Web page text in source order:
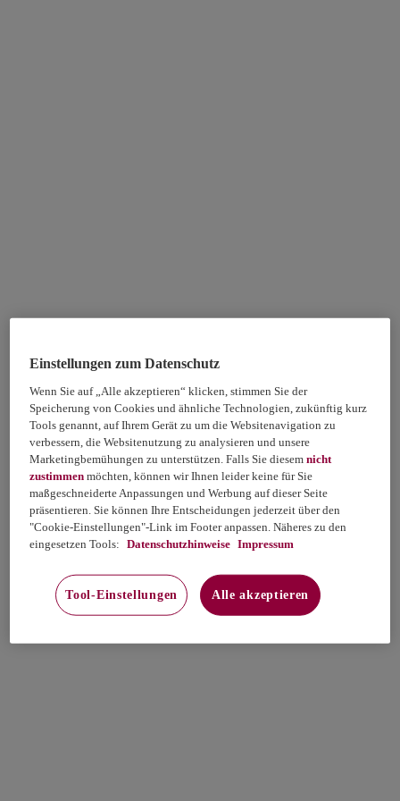
Einstellungen zum Datenschutz
Wenn Sie auf „Alle akzeptieren“ klicken, stimmen Sie der
Speicherung von Cookies und ähnliche Technologien, zukünftig kurz
Tools genannt, auf Ihrem Gerät zu um die Websitenavigation zu
verbessern, die Websitenutzung zu analysieren und unsere
Marketingbemühungen zu unterstützen. Falls Sie diesemnicht
zustimmen möchten, können wir Ihnen leider keine für Sie
maßgeschneiderte Anpassungen und Werbung auf dieser Seite
präsentieren. Sie können Ihre Entscheidungen jederzeit über den
"Cookie-Einstellungen"-Link im Footer anpassen. Näheres zu den
eingesetzen Tools: Datenschutzhinweise Impressum
Tool-Einstellungen Alle akzeptieren